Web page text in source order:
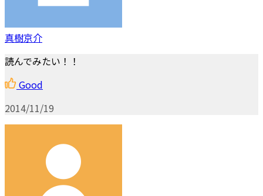
真樹京介
読んでみたい！！
Good
2014/11/19